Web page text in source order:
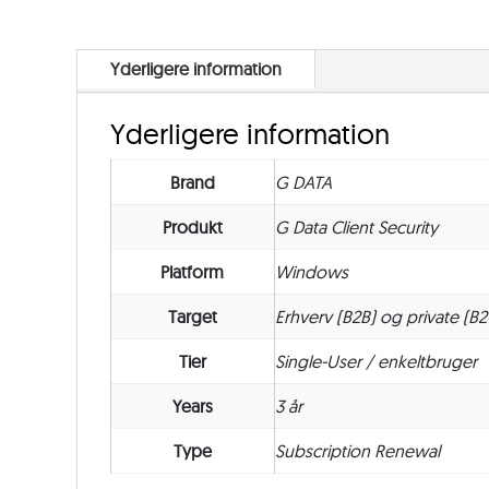
Yderligere information
Yderligere information
Brand G DATA
Produkt G Data Client Security
Platform Windows
Target Erhverv (B2B) og private
Tier Single-User / enkeltbruger
Years 3 år
Type Subscription Renewal